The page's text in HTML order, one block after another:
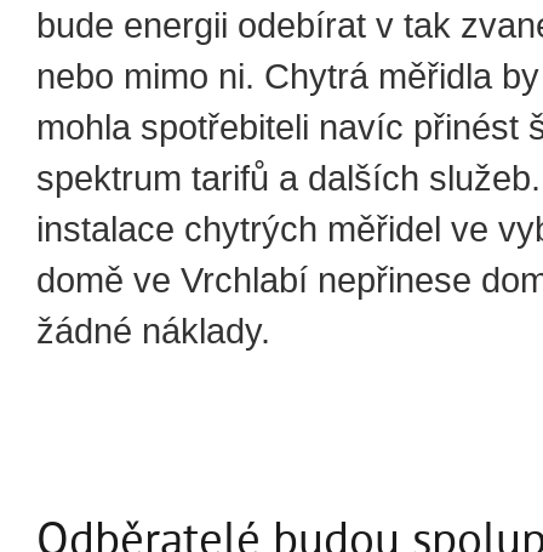
bude energii odebírat v tak
nebo mimo ni. Chytrá měřidla
mohla spotřebiteli navíc přinést
spektrum tarifů a dalších
instalace chytrých měřidel ve
domě ve Vrchlabí nepřinese
žádné náklady.
Odběratelé budou